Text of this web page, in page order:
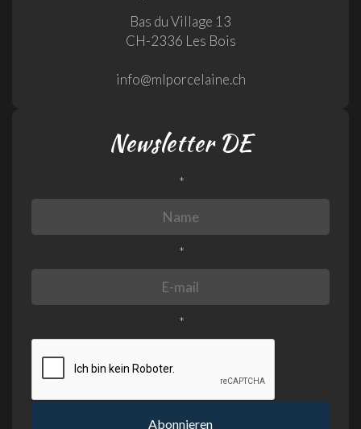
Bas du Village 13
CH-2336 Les Bois
info@mlporcelaine.ch
Newsletter DE
*
*
*
Abonnieren